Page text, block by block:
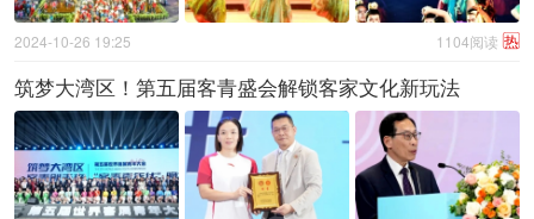
热
1104阅读
2024-10-26 19:25
筑梦大湾区！第五届客青盛会解锁客家文化新玩法